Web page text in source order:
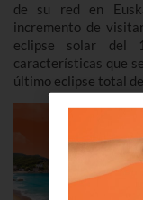
de su red en
incremento de
eclipse solar del
características que
último eclipse total